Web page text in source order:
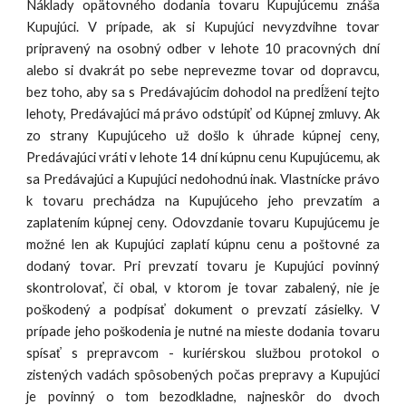
Náklady opätovného dodania tovaru Kupujúcemu znáša
Kupujúci. V prípade, ak si Kupujúci nevyzdvihne tovar
pripravený na osobný odber v lehote 10 pracovných dní
alebo si dvakrát po sebe neprevezme tovar od dopravcu,
bez toho, aby sa s Predávajúcim dohodol na predĺžení tejto
lehoty, Predávajúci má právo odstúpiť od Kúpnej zmluvy. Ak
zo strany Kupujúceho už došlo k úhrade kúpnej ceny,
Predávajúci vráti v lehote 14 dní kúpnu cenu Kupujúcemu, ak
sa Predávajúci a Kupujúci nedohodnú inak. Vlastnícke právo
k tovaru prechádza na Kupujúceho jeho prevzatím a
zaplatením kúpnej ceny. Odovzdanie tovaru Kupujúcemu je
možné len ak Kupujúci zaplatí kúpnu cenu a poštovné za
dodaný tovar. Pri prevzatí tovaru je Kupujúci povinný
skontrolovať, či obal, v ktorom je tovar zabalený, nie je
poškodený a podpísať dokument o prevzatí zásielky. V
prípade jeho poškodenia je nutné na mieste dodania tovaru
spísať s prepravcom - kuriérskou službou protokol o
zistených vadách spôsobených počas prepravy a Kupujúci
je povinný o tom bezodkladne, najneskôr do dvoch